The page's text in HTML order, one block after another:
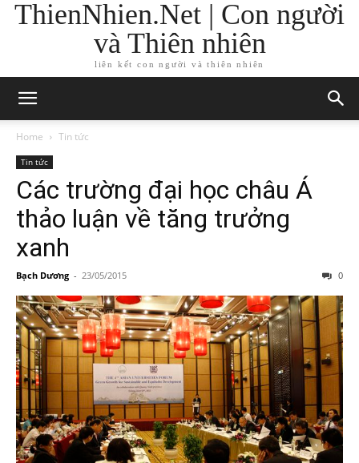
ThienNhien.Net | Con người
và Thiên nhiên
liên kết con người và thiên nhiên
Home Tin tức
Tin tức
Các trường đại học châu Á
thảo luận về tăng trưởng
xanh
Bạch Dương - 23/05/2015 0